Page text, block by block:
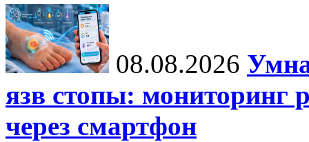
08.08.2026
язв стопы: мониторинг
через смартфон